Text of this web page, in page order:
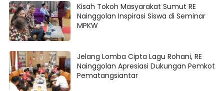
Kisah Tokoh Masyarakat Sumut RE
Nainggolan Inspirasi Siswa di Seminar
MPKW
Jelang Lomba Cipta Lagu Rohani, RE
Nainggolan Apresiasi Dukungan Pemkot
Pematangsiantar